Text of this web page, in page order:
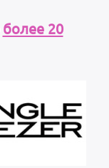
более 20